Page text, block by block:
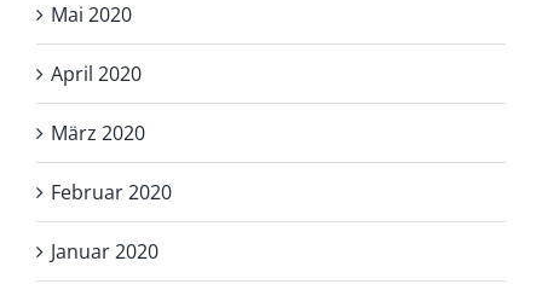
Mai 2020
April 2020
März 2020
Februar 2020
Januar 2020